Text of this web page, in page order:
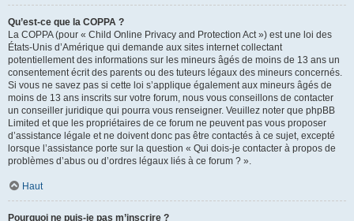
Qu’est-ce que la COPPA ?
La COPPA (pour « Child Online Privacy and Protection Act ») est une loi des
États-Unis d’Amérique qui demande aux sites internet collectant
potentiellement des informations sur les mineurs âgés de moins de 13 ans un
consentement écrit des parents ou des tuteurs légaux des mineurs concernés.
Si vous ne savez pas si cette loi s’applique également aux mineurs âgés de
moins de 13 ans inscrits sur votre forum, nous vous conseillons de contacter
un conseiller juridique qui pourra vous renseigner. Veuillez noter que phpBB
Limited et que les propriétaires de ce forum ne peuvent pas vous proposer
d’assistance légale et ne doivent donc pas être contactés à ce sujet, excepté
lorsque l’assistance porte sur la question « Qui dois-je contacter à propos de
problèmes d’abus ou d’ordres légaux liés à ce forum ? ».
Haut
Pourquoi ne puis-je pas m’inscrire ?